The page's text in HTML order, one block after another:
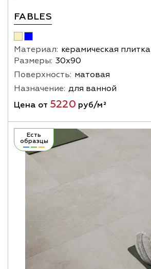
FABLES
Материал: керамическая плитка
Размеры: 30х90
Поверхность: матовая
Назначение: для ванной
Цена от 5220 руб/м²
Есть
образцы